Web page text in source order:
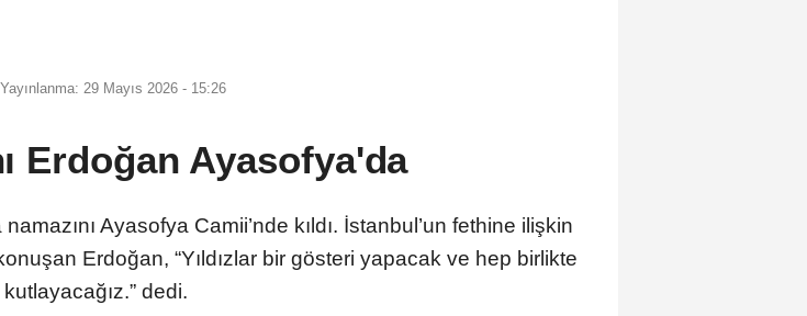
Yayınlanma: 29 Mayıs 2026 - 15:26
Erdoğan Ayasofya'da
Ayasofya Camii’nde kıldı. İstanbul’un fethine ilişkin
Erdoğan, “Yıldızlar bir gösteri yapacak ve hep birlikte
dedi.